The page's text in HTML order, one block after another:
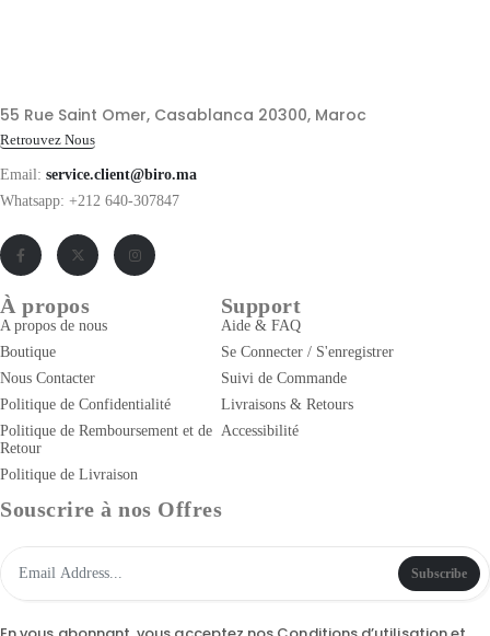
55 Rue Saint Omer, Casablanca 20300, Maroc
Retrouvez Nous
Email: service.client@biro.ma
Whatsapp: +212 640-307847
À propos
A propos de nous
Boutique
Nous Contacter
Politique de Confidentialité
Politique de Remboursement et de
Retour
Politique de Livraison
Support
Aide & FAQ
Se Connecter / S'enregistrer
Suivi de Commande
Livraisons & Retours
Accessibilité
Souscrire à nos Offres
Subscribe